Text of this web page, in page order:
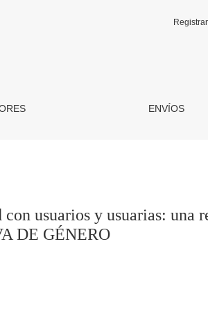
revisión de la literatura
ENVÍOS
usuarios y usuarias: una
DE GÉNERO